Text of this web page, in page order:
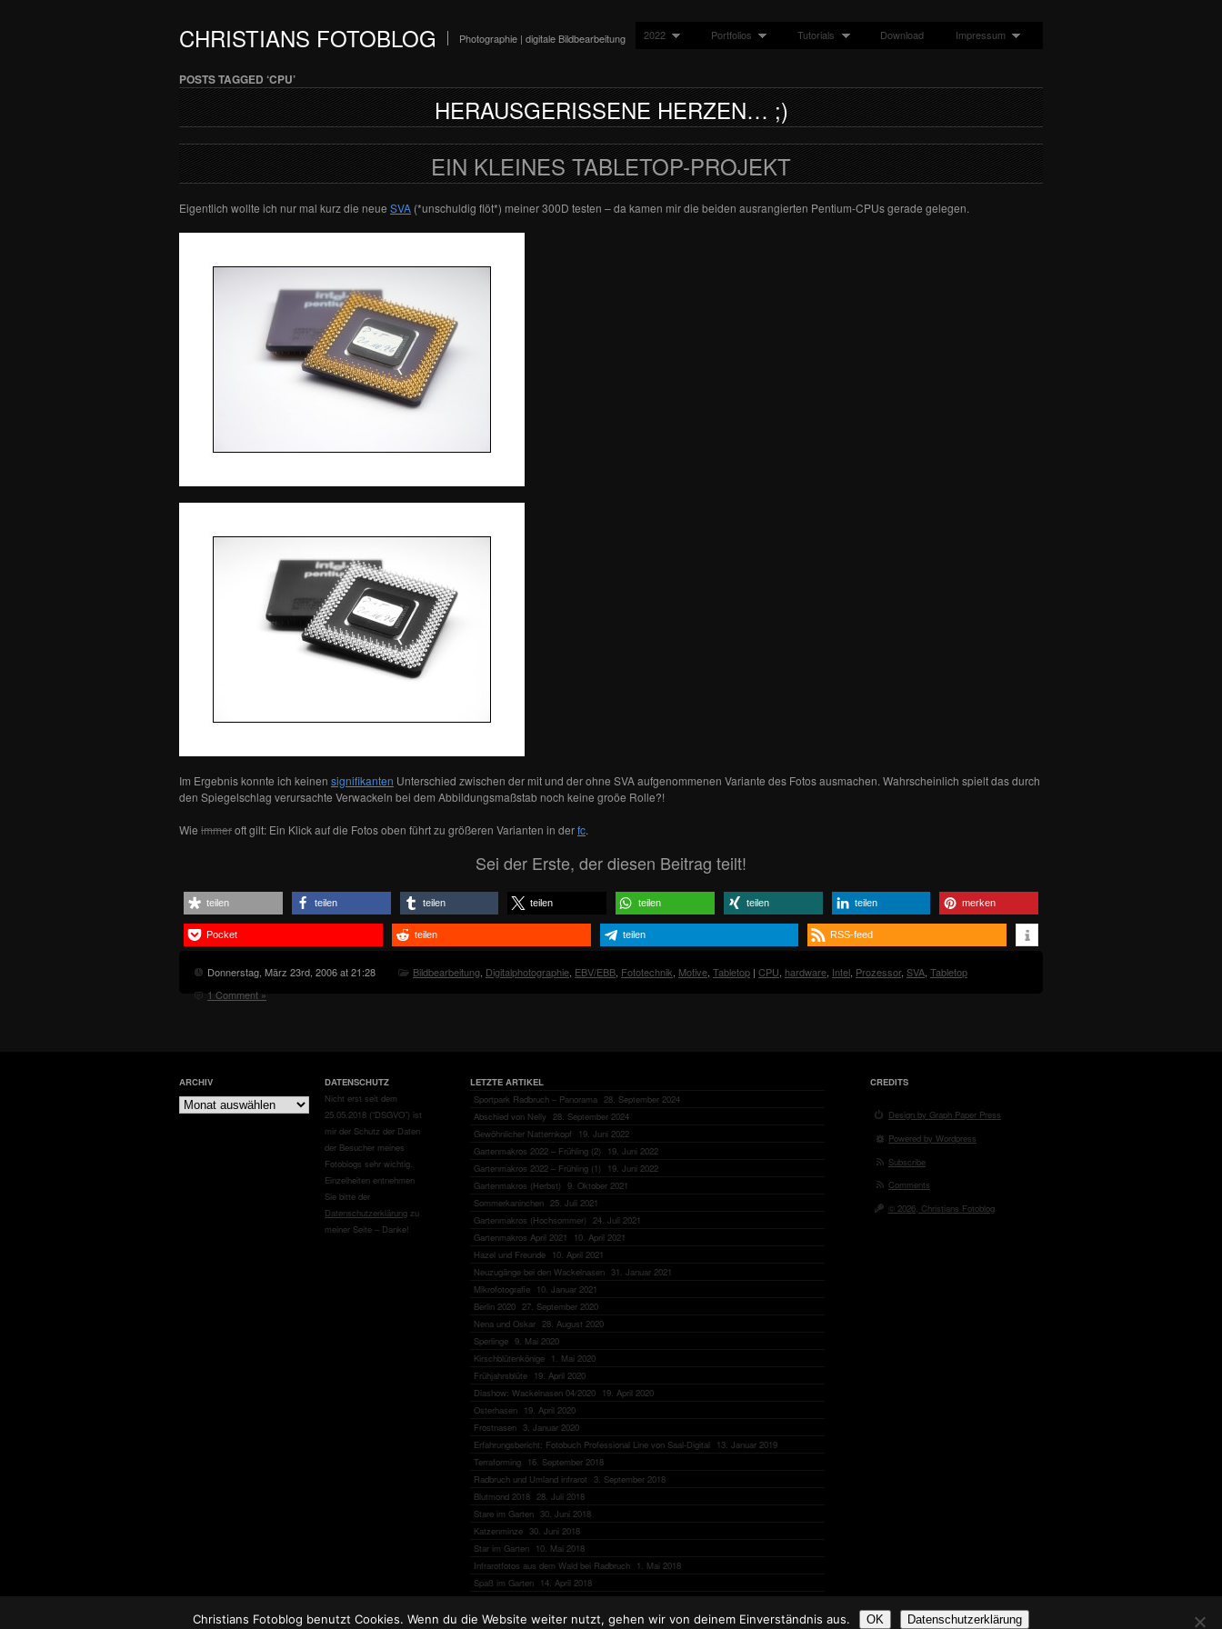
CHRISTIANS FOTOBLOG Photographie | digitale Bildbearbeitung 2022 Portfolios Tutorials Download Impressum
POSTS TAGGED ‘CPU’
HERAUSGERISSENE HERZEN… ;)
EIN KLEINES TABLETOP-PROJEKT
Eigentlich wollte ich nur mal kurz die neue SVA (*unschuldig flöt*) meiner 300D testen – da kamen mir die beiden ausrangierten Pentium-CPUs gerade gelegen.
Im Ergebnis konnte ich keinen signifikanten Unterschied zwischen der mit und der ohne SVA aufgenommenen Variante des Fotos ausmachen. Wahrscheinlich spielt das durch
den Spiegelschlag verursachte Verwackeln bei dem Abbildungsmaßstab noch keine groöe Rolle?!
Wie immeroft gilt: Ein Klick auf die Fotos oben führt zu größeren Varianten in derfc.
Sei der Erste, der diesen Beitrag teilt!
teilen teilen teilen teilen teilen teilen teilen merken
Pocket teilen teilen RSS-feed
Donnerstag, März 23rd, 2006 at 21:28 Bildbearbeitung, Digitalphotographie, EBV/EBB, Fototechnik, Motive, Tabletop | CPU, hardware, Intel, Prozessor, SVA, Tabletop
1 Comment »
ARCHIV
Archiv
DATENSCHUTZ
Nicht erst seit dem
25.05.2018 (“DSGVO”) ist
mir der Schutz der Daten
der Besucher meines
Fotoblogs sehr wichtig.
Einzelheiten entnehmen
Sie bitte der
Datenschutzerklärung zu
meiner Seite – Danke!
LETZTE ARTIKEL
Sportpark Radbruch – Panorama 28. September 2024
Abschied von Nelly 28. September 2024
Gewöhnlicher Natternkopf
19. Juni 2022
Gartenmakros 2022 – Frühling (2)
19. Juni 2022
Gartenmakros 2022 – Frühling (1)
19. Juni 2022
Gartenmakros (Herbst) 9. Oktober 2021
Sommerkaninchen 25. Juli 2021
Gartenmakros (Hochsommer) 24. Juli 2021
Gartenmakros April 2021
10. April 2021
Hazel und Freunde 10. April 2021
Neuzugänge bei den Wackelnasen 31. Januar 2021
Mikrofotografie 10. Januar 2021
Berlin 2020 27. September 2020
Nena und Oskar 28. August 2020
Sperlinge 9. Mai 2020
Kirschblütenkönige 1. Mai 2020
Frühjahrsblüte 19. April 2020
Diashow: Wackelnasen 04/2020 19. April 2020
Osterhasen 19. April 2020
Frostnasen 3. Januar 2020
Erfahrungsbericht: Fotobuch Professional Line von Saal-Digital
13. Januar 2019
Terraforming 16. September 2018
Radbruch und Umland infrarot 3. September 2018
Blutmond 2018 28. Juli 2018
Stare im Garten 30. Juni 2018
Katzenminze 30. Juni 2018
Star im Garten 10. Mai 2018
Infrarotfotos aus dem Wald bei Radbruch 1. Mai 2018
Spaß im Garten 14. April 2018
CREDITS
Design by Graph Paper Press
Powered by Wordpress
Subscribe
Comments
© 2026, Christians Fotoblog
Christians Fotoblog benutzt Cookies. Wenn du die Website weiter nutzt, gehen wir von deinem Einverständnis aus. OK Datenschutzerklärung